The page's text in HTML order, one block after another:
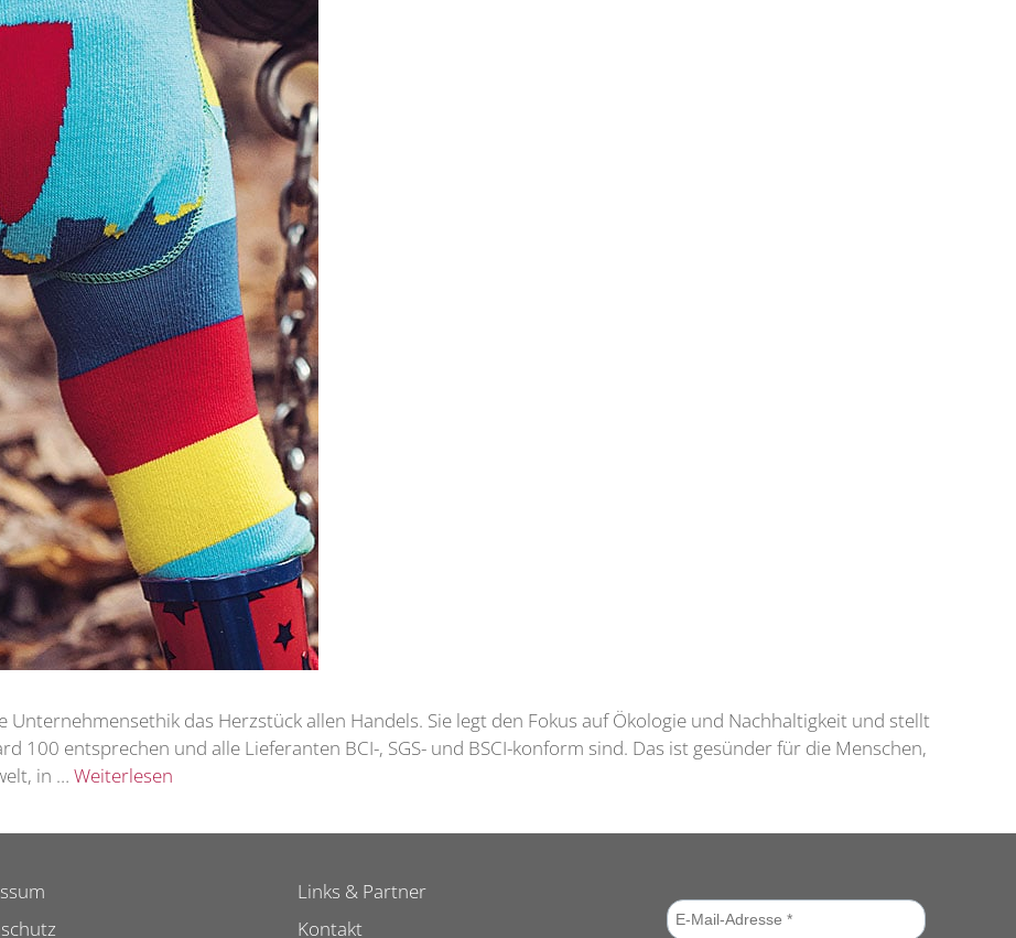
Unternehmensethik das Herzstück allen Handels. Sie legt den Fokus auf Ökologie und Nachhaltigkeit und stellt
100 entsprechen und alle Lieferanten BCI-, SGS- und BSCI-konform sind. Das ist gesünder für die Menschen,
in … Weiterlesen
Links & Partner
Kontakt